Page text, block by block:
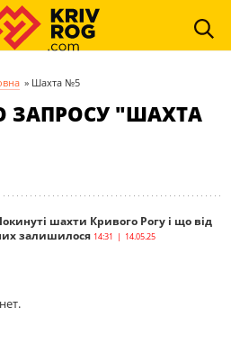
» Шахта №5
ЗАПРОСУ "ШАХТА
шахти Кривого Рогу і що від
залишилося 14:31 | 14.05.25